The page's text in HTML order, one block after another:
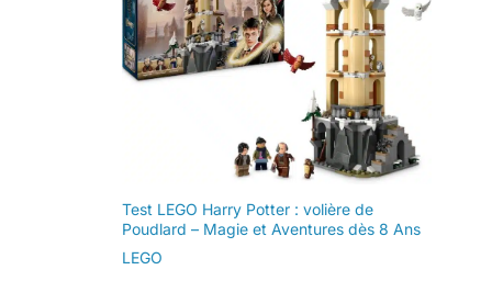
Test LEGO Harry Potter : volière de
Poudlard – Magie et Aventures dès 8 Ans
LEGO